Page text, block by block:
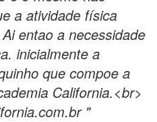
a atividade física
entao a necessidade
inicialmente a
que compoe a
California.<br>
"